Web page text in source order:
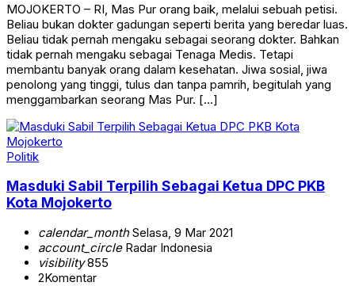
MOJOKERTO – RI, Mas Pur orang baik, melalui sebuah petisi.
Beliau bukan dokter gadungan seperti berita yang beredar luas.
Beliau tidak pernah mengaku sebagai seorang dokter. Bahkan
tidak pernah mengaku sebagai Tenaga Medis. Tetapi
membantu banyak orang dalam kesehatan. Jiwa sosial, jiwa
penolong yang tinggi, tulus dan tanpa pamrih, begitulah yang
menggambarkan seorang Mas Pur. […]
Politik
Masduki Sabil Terpilih Sebagai Ketua DPC PKB
Kota Mojokerto
calendar_monthSelasa, 9 Mar 2021
account_circleRadar Indonesia
visibility855
2Komentar